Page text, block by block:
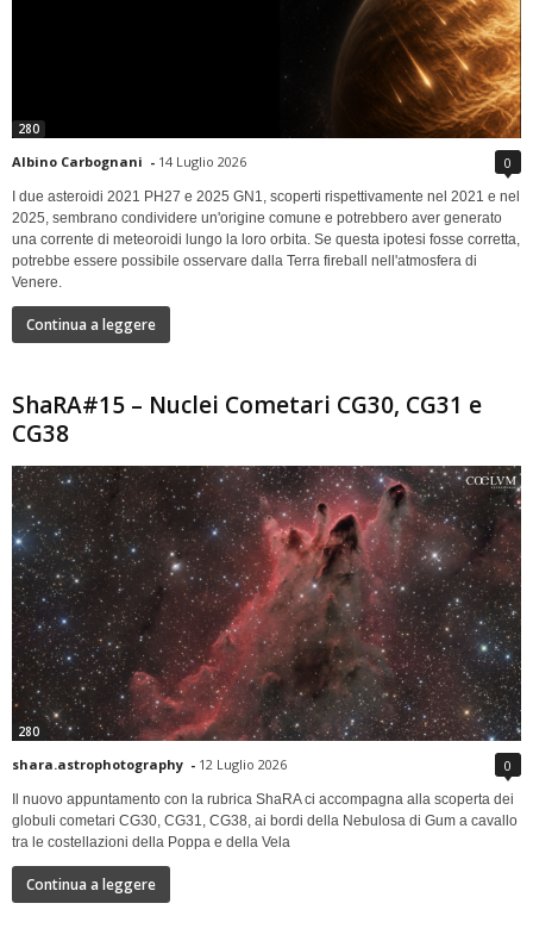
280
Albino Carbognani - 14 Luglio 2026 0
I due asteroidi 2021 PH27 e 2025 GN1, scoperti rispettivamente nel 2021 e nel
2025, sembrano condividere un'origine comune e potrebbero aver generato
una corrente di meteoroidi lungo la loro orbita. Se questa ipotesi fosse corretta,
potrebbe essere possibile osservare dalla Terra fireball nell'atmosfera di
Venere.
Continua a leggere
ShaRA#15 – Nuclei Cometari CG30, CG31 e
CG38
280
shara.astrophotography - 12 Luglio 2026 0
Il nuovo appuntamento con la rubrica ShaRA ci accompagna alla scoperta dei
globuli cometari CG30, CG31, CG38, ai bordi della Nebulosa di Gum a cavallo
tra le costellazioni della Poppa e della Vela
Continua a leggere